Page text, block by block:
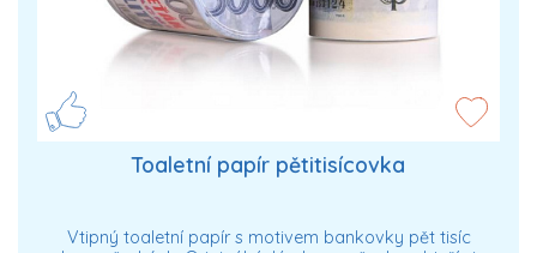
Toaletní papír pětitisícovka
Vtipný toaletní papír s motivem bankovky pět tisíc